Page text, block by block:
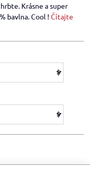
Krásne a super
bavlna. Cool ! Čítajte